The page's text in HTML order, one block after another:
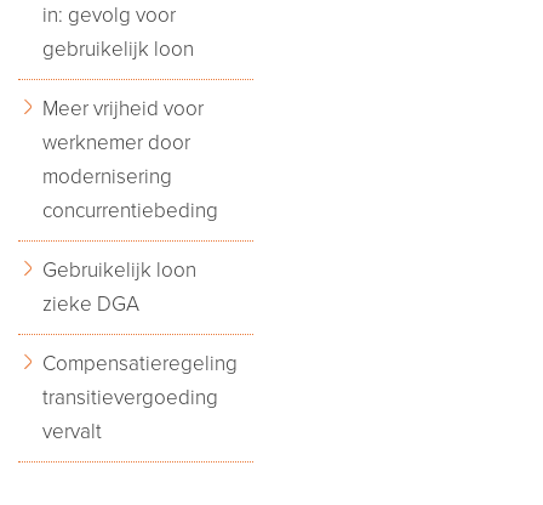
in: gevolg voor
gebruikelijk loon
Meer vrijheid voor
werknemer door
modernisering
concurrentiebeding
Gebruikelijk loon
zieke DGA
Compensatieregeling
transitievergoeding
vervalt